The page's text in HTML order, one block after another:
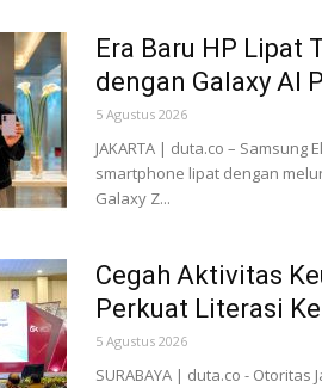
Era Baru HP Lipat
dengan Galaxy AI
5 Agustus 2026
JAKARTA | duta.co –
smartphone lipat dengan
Galaxy Z...
Cegah Aktivitas
Perkuat Literasi
5 Agustus 2026
SURABAYA | duta.co - Otoritas